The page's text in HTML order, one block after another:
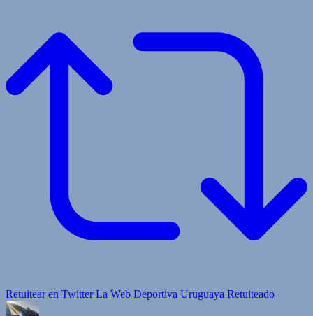
Retuitear en Twitter La Web Deportiva Uruguaya Retuiteado